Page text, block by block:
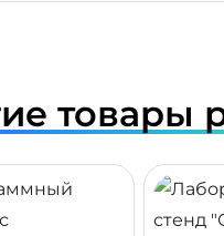
товары
ПОДРОБНЕЕ